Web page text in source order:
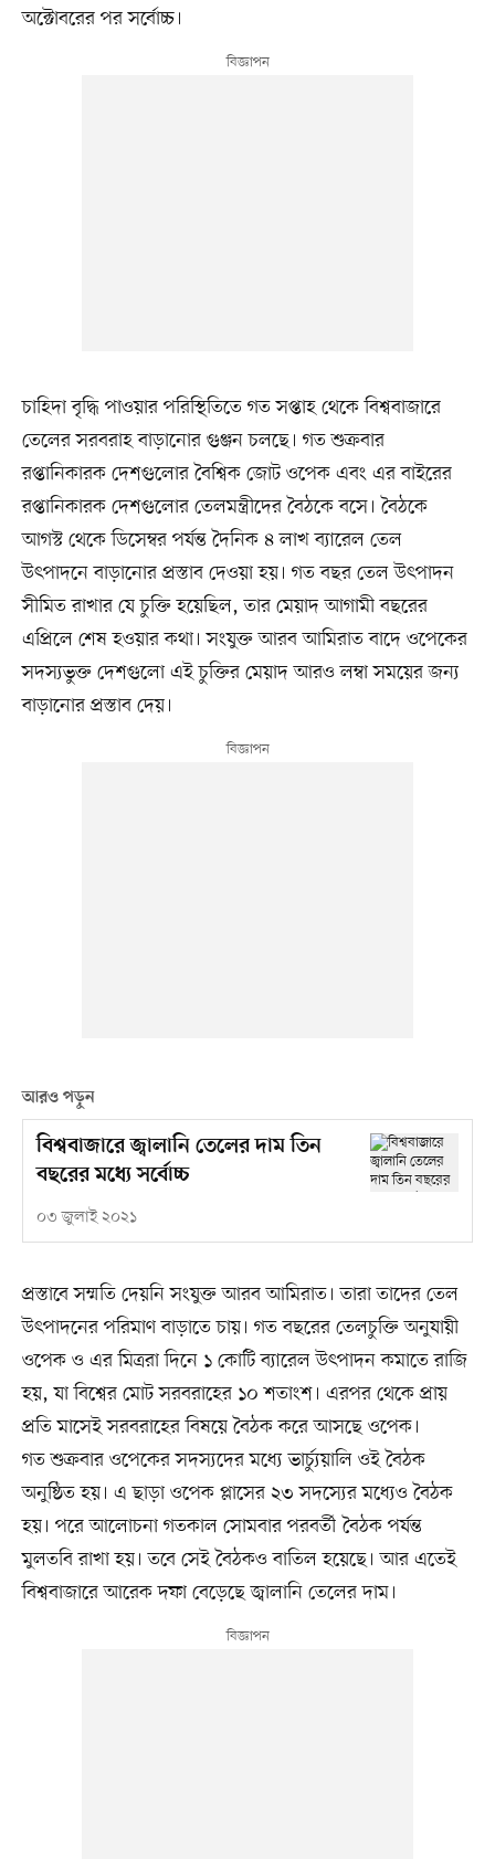
অক্টোবরের পর সর্বোচ্চ।
চাহিদা বৃদ্ধি পাওয়ার পরিস্থিতিতে গত সপ্তাহ থেকে বিশ্ববাজারে
তেলের সরবরাহ বাড়ানোর গুঞ্জন চলছে। গত শুক্রবার
রপ্তানিকারক দেশগুলোর বৈশ্বিক জোট ওপেক এবং এর বাইরের
রপ্তানিকারক দেশগুলোর তেলমন্ত্রীদের বৈঠকে বসে। বৈঠকে
আগস্ট থেকে ডিসেম্বর পর্যন্ত দৈনিক ৪ লাখ ব্যারেল তেল
উৎপাদনে বাড়ানোর প্রস্তাব দেওয়া হয়। গত বছর তেল উৎপাদন
সীমিত রাখার যে চুক্তি হয়েছিল, তার মেয়াদ আগামী বছরের
এপ্রিলে শেষ হওয়ার কথা। সংযুক্ত আরব আমিরাত বাদে ওপেকের
সদস্যভুক্ত দেশগুলো এই চুক্তির মেয়াদ আরও লম্বা সময়ের জন্য
বাড়ানোর প্রস্তাব দেয়।
আরও পড়ুন
বিশ্ববাজারে জ্বালানি তেলের দাম তিন
বছরের মধ্যে সর্বোচ্চ
০৩ জুলাই ২০২১
প্রস্তাবে সম্মতি দেয়নি সংযুক্ত আরব আমিরাত। তারা তাদের তেল
উৎপাদনের পরিমাণ বাড়াতে চায়। গত বছরের তেলচুক্তি অনুযায়ী
ওপেক ও এর মিত্ররা দিনে ১ কোটি ব্যারেল উৎপাদন কমাতে রাজি
হয়, যা বিশ্বের মোট সরবরাহের ১০ শতাংশ। এরপর থেকে প্রায়
প্রতি মাসেই সরবরাহের বিষয়ে বৈঠক করে আসছে ওপেক।
গত শুক্রবার ওপেকের সদস্যদের মধ্যে ভার্চ্যুয়ালি ওই বৈঠক
অনুষ্ঠিত হয়। এ ছাড়া ওপেক প্লাসের ২৩ সদস্যের মধ্যেও বৈঠক
হয়। পরে আলোচনা গতকাল সোমবার পরবর্তী বৈঠক পর্যন্ত
মুলতবি রাখা হয়। তবে সেই বৈঠকও বাতিল হয়েছে। আর এতেই
বিশ্ববাজারে আরেক দফা বেড়েছে জ্বালানি তেলের দাম।